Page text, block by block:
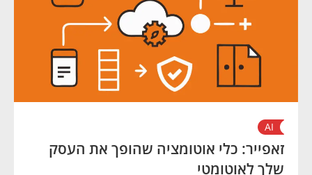
AI
זאפייר: כלי אוטומציה שהופך את העסק
שלך לאוטומטי